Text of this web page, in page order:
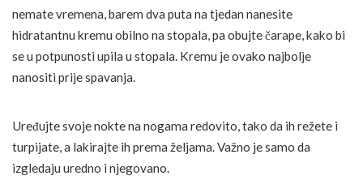
nemate vremena, barem dva puta na tjedan nanesite
hidratantnu kremu obilno na stopala, pa obujte čarape, kako bi
se u potpunosti upila u stopala. Kremu je ovako najbolje
nanositi prije spavanja.
Uređujte svoje nokte na nogama redovito, tako da ih režete i
turpijate, a lakirajte ih prema željama. Važno je samo da
izgledaju uredno i njegovano.